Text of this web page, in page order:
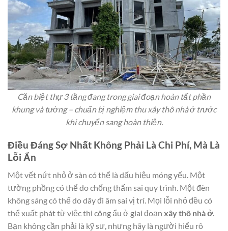
Căn biệt thự 3 tầng đang trong giai đoạn hoàn tất phần
khung và tường – chuẩn bị nghiệm thu xây thô nhà ở trước
khi chuyển sang hoàn thiện.
Điều Đáng Sợ Nhất Không Phải Là Chi Phí, Mà Là
Lỗi Ẩn
Một vết nứt nhỏ ở sàn có thể là dấu hiệu móng yếu. Một
tường phồng có thể do chống thấm sai quy trình. Một đèn
không sáng có thể do dây đi âm sai vị trí. Mọi lỗi nhỏ đều có
thể xuất phát từ việc thi công ẩu ở giai đoạn xây thô nhà ở.
Bạn không cần phải là kỹ sư, nhưng hãy là người hiểu rõ